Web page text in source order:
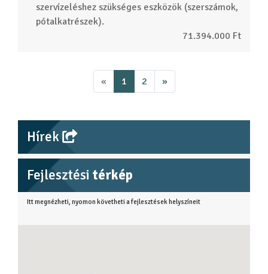
szervízeléshez szükséges eszközök (szerszámok,
pótalkatrészek).
71.394.000 Ft
« 1 2 »
Hírek
Fejlesztési térkép
Itt megnézheti, nyomon követheti a fejlesztések helyszíneit